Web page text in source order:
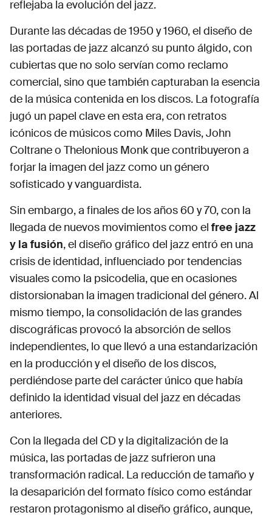
reflejaba la evolución del jazz.
Durante las décadas de 1950 y 1960, el diseño de
las portadas de jazz alcanzó su punto álgido, con
cubiertas que no solo servían como reclamo
comercial, sino que también capturaban la esencia
de la música contenida en los discos. La fotografía
jugó un papel clave en esta era, con retratos
icónicos de músicos como Miles Davis, John
Coltrane o Thelonious Monk que contribuyeron a
forjar la imagen del jazz como un género
sofisticado y vanguardista.
Sin embargo, a finales de los años 60 y 70, con la
llegada de nuevos movimientos como el free jazz
y la fusión, el diseño gráfico del jazz entró en una
crisis de identidad, influenciado por tendencias
visuales como la psicodelia, que en ocasiones
distorsionaban la imagen tradicional del género. Al
mismo tiempo, la consolidación de las grandes
discográficas provocó la absorción de sellos
independientes, lo que llevó a una estandarización
en la producción y el diseño de los discos,
perdiéndose parte del carácter único que había
definido la identidad visual del jazz en décadas
anteriores.
Con la llegada del CD y la digitalización de la
música, las portadas de jazz sufrieron una
transformación radical. La reducción de tamaño y
la desaparición del formato físico como estándar
restaron protagonismo al diseño gráfico, aunque,